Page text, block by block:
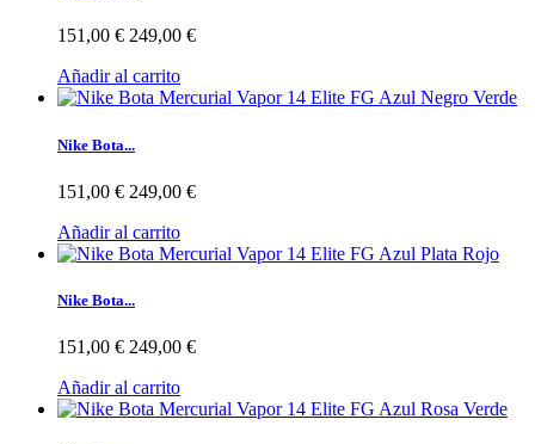
151,00 € 249,00 €
Añadir al carrito
Nike Bota...
151,00 € 249,00 €
Añadir al carrito
Nike Bota...
151,00 € 249,00 €
Añadir al carrito